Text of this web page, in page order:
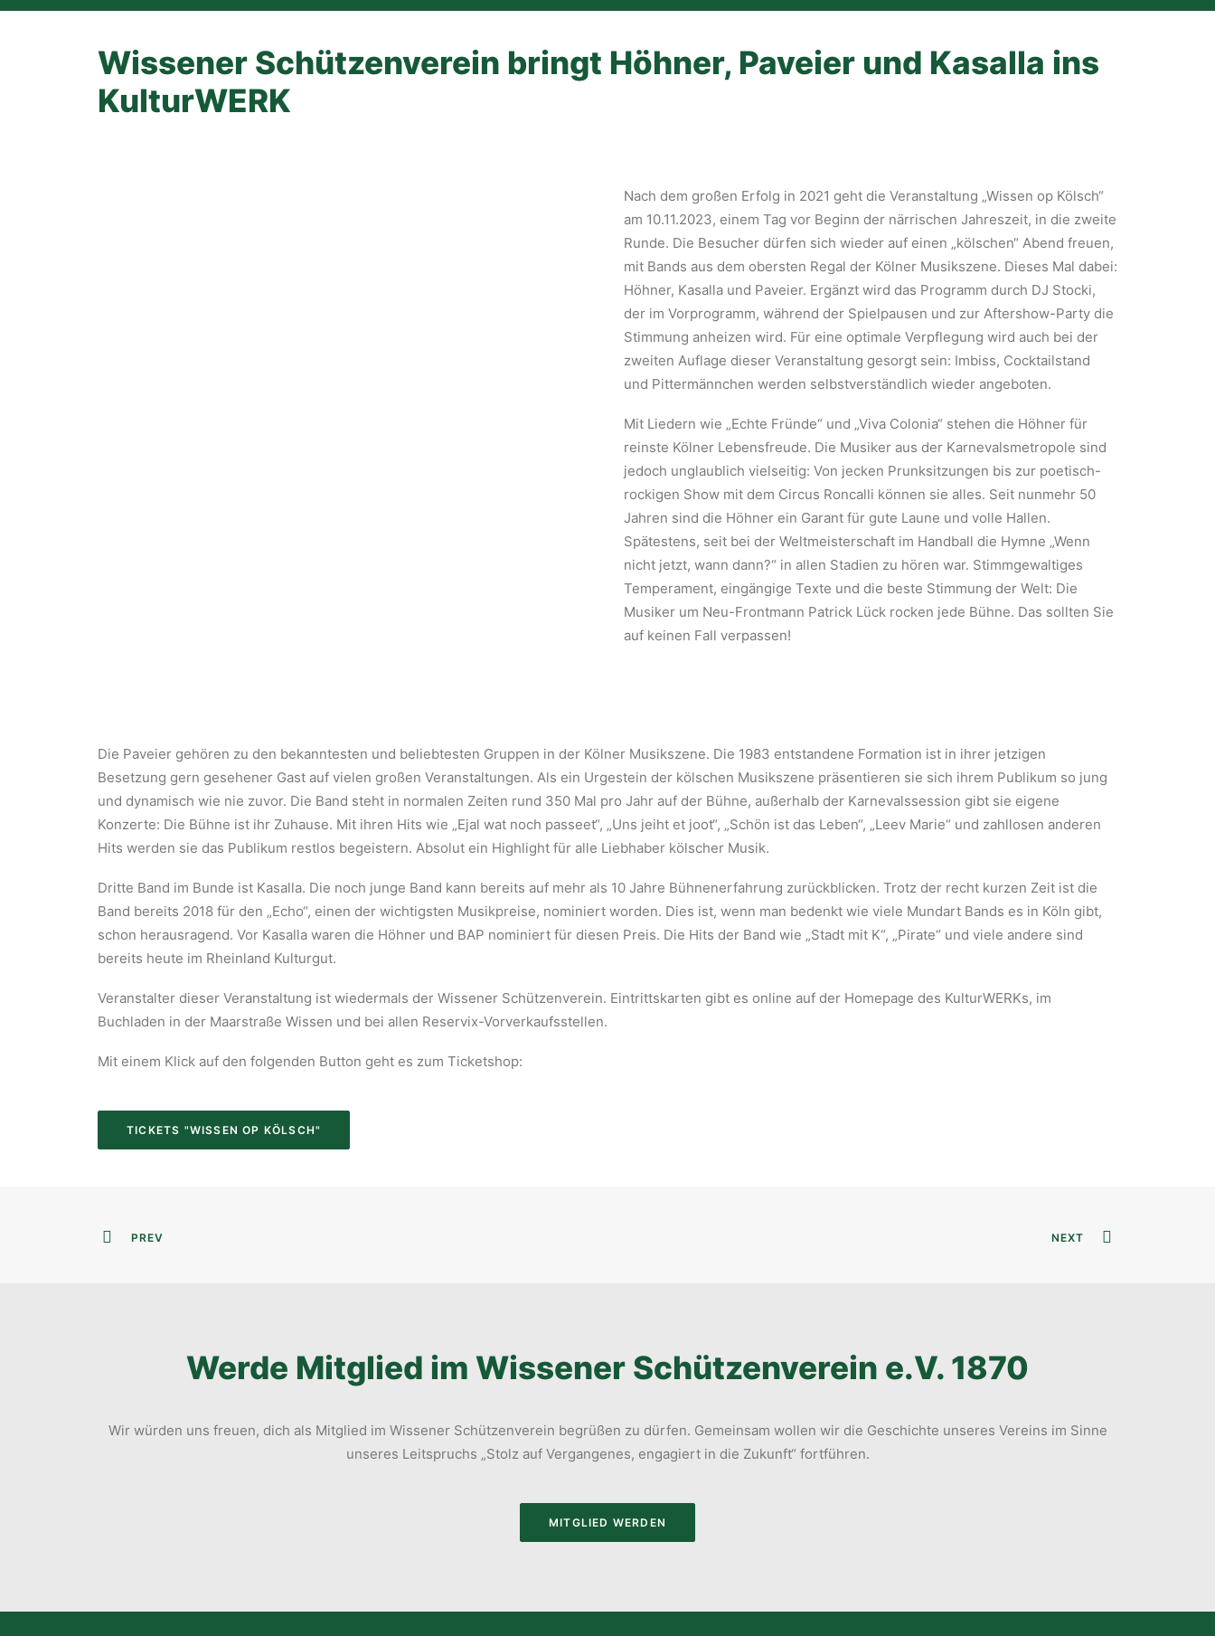
Wissener Schützenverein bringt Höhner, Paveier und Kasalla ins
KulturWERK
Nach dem großen Erfolg in 2021 geht die Veranstaltung „Wissen op Kölsch“
am 10.11.2023, einem Tag vor Beginn der närrischen Jahreszeit, in die zweite
Runde. Die Besucher dürfen sich wieder auf einen „kölschen“ Abend freuen,
mit Bands aus dem obersten Regal der Kölner Musikszene. Dieses Mal dabei:
Höhner, Kasalla und Paveier. Ergänzt wird das Programm durch DJ Stocki,
der im Vorprogramm, während der Spielpausen und zur Aftershow-Party die
Stimmung anheizen wird. Für eine optimale Verpflegung wird auch bei der
zweiten Auflage dieser Veranstaltung gesorgt sein: Imbiss, Cocktailstand
und Pittermännchen werden selbstverständlich wieder angeboten.
Mit Liedern wie „Echte Fründe“ und „Viva Colonia“ stehen die Höhner für
reinste Kölner Lebensfreude. Die Musiker aus der Karnevalsmetropole sind
jedoch unglaublich vielseitig: Von jecken Prunksitzungen bis zur poetisch-
rockigen Show mit dem Circus Roncalli können sie alles. Seit nunmehr 50
Jahren sind die Höhner ein Garant für gute Laune und volle Hallen.
Spätestens, seit bei der Weltmeisterschaft im Handball die Hymne „Wenn
nicht jetzt, wann dann?“ in allen Stadien zu hören war. Stimmgewaltiges
Temperament, eingängige Texte und die beste Stimmung der Welt: Die
Musiker um Neu-Frontmann Patrick Lück rocken jede Bühne. Das sollten Sie
auf keinen Fall verpassen!
Die Paveier gehören zu den bekanntesten und beliebtesten Gruppen in der Kölner Musikszene. Die 1983 entstandene Formation ist in ihrer jetzigen
Besetzung gern gesehener Gast auf vielen großen Veranstaltungen. Als ein Urgestein der kölschen Musikszene präsentieren sie sich ihrem Publikum so jung
und dynamisch wie nie zuvor. Die Band steht in normalen Zeiten rund 350 Mal pro Jahr auf der Bühne, außerhalb der Karnevalssession gibt sie eigene
Konzerte: Die Bühne ist ihr Zuhause. Mit ihren Hits wie „Ejal wat noch passeet“, „Uns jeiht et joot“, „Schön ist das Leben“, „Leev Marie“ und zahllosen anderen
Hits werden sie das Publikum restlos begeistern. Absolut ein Highlight für alle Liebhaber kölscher Musik.
Dritte Band im Bunde ist Kasalla. Die noch junge Band kann bereits auf mehr als 10 Jahre Bühnenerfahrung zurückblicken. Trotz der recht kurzen Zeit ist die
Band bereits 2018 für den „Echo“, einen der wichtigsten Musikpreise, nominiert worden. Dies ist, wenn man bedenkt wie viele Mundart Bands es in Köln gibt,
schon herausragend. Vor Kasalla waren die Höhner und BAP nominiert für diesen Preis. Die Hits der Band wie „Stadt mit K“, „Pirate“ und viele andere sind
bereits heute im Rheinland Kulturgut.
Veranstalter dieser Veranstaltung ist wiedermals der Wissener Schützenverein. Eintrittskarten gibt es online auf der Homepage des KulturWERKs, im
Buchladen in der Maarstraße Wissen und bei allen Reservix-Vorverkaufsstellen.
Mit einem Klick auf den folgenden Button geht es zum Ticketshop:
TICKETS "WISSEN OP KÖLSCH"
PREV NEXT
Werde Mitglied im Wissener Schützenverein e.V. 1870
Wir würden uns freuen, dich als Mitglied im Wissener Schützenverein begrüßen zu dürfen. Gemeinsam wollen wir die Geschichte unseres Vereins im Sinne
unseres Leitspruchs „Stolz auf Vergangenes, engagiert in die Zukunft“ fortführen.
MITGLIED WERDEN